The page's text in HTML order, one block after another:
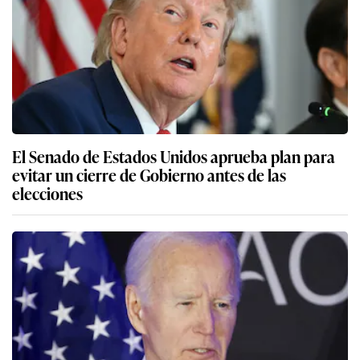
El Senado de Estados Unidos aprueba plan para
evitar un cierre de Gobierno antes de las
elecciones